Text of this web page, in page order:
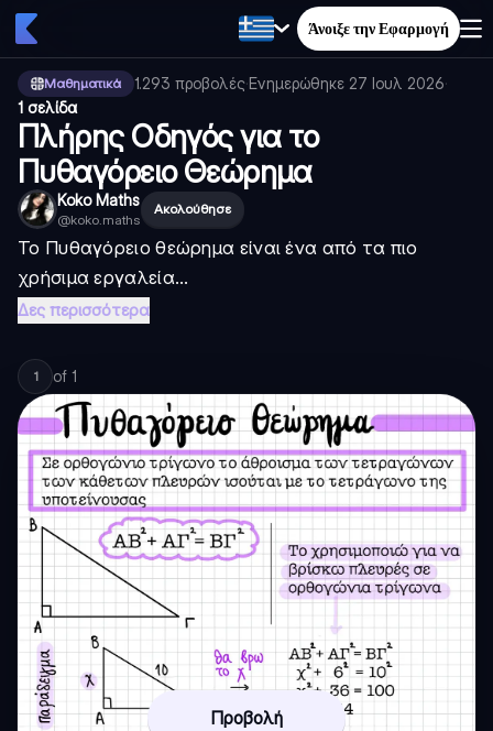
Άνοιξε την Εφαρμογή
Μαθηματικά 1.293 προβολές·Ενημερώθηκε 27 Ιουλ 2026·
1 σελίδα
Πλήρης Οδηγός για το
Πυθαγόρειο Θεώρημα
Koko Maths
@koko.maths
Ακολούθησε
Το Πυθαγόρειο θεώρημα είναι ένα από τα πιο
χρήσιμα εργαλεία...
Δες περισσότερα
1 of 1
Προβολή